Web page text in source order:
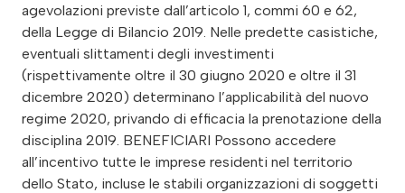
agevolazioni previste dall’articolo 1, commi 60 e 62,
della Legge di Bilancio 2019. Nelle predette casistiche,
eventuali slittamenti degli investimenti
(rispettivamente oltre il 30 giugno 2020 e oltre il 31
dicembre 2020) determinano l’applicabilità del nuovo
regime 2020, privando di efficacia la prenotazione della
disciplina 2019. BENEFICIARI Possono accedere
all’incentivo tutte le imprese residenti nel territorio
dello Stato, incluse le stabili organizzazioni di soggetti